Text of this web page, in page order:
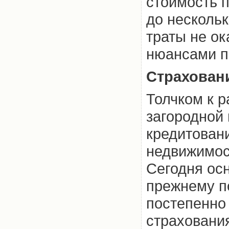
до
траты не
нюансами
Толчком к
Сегодня
прежнему